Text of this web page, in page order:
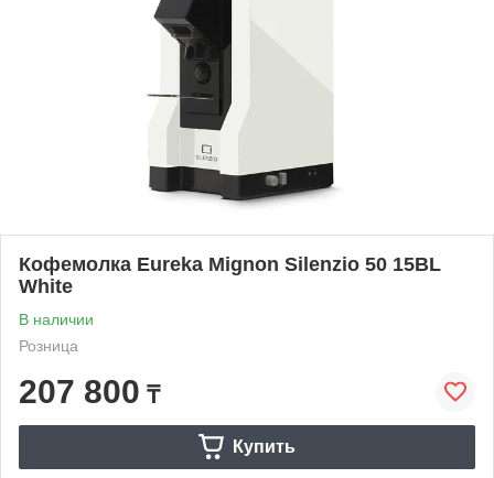
Кофемолка Eureka Mignon Silenzio 50 15BL
White
В наличии
Розница
207 800 ₸
Купить